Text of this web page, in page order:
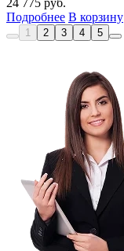
24 775 руб.
Подробнее В корзину
1 2 3 4 5